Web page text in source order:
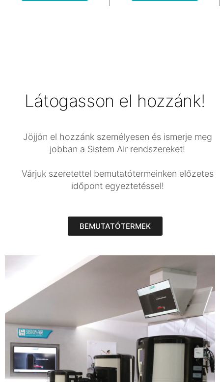
Látogasson el hozzánk!
Jöjjön el hozzánk személyesen és ismerje meg
jobban a Sistem Air rendszereket!
Várjuk szeretettel bemutatótermeinken előzetes
időpont egyeztetéssel!
BEMUTATÓTERMEK